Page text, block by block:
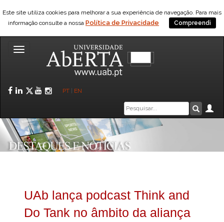
Este site utiliza cookies para melhorar a sua experiência de navegação. Para mais
informação consulte a nossa Política de Privacidade Compreendi
Toggle
Facebook
LinkedIn
Twitter
YouTube
Instagram
PT EN
Caixa
de
pesquisa
UAb lança podcast Think and
Do Tank no âmbito da aliança